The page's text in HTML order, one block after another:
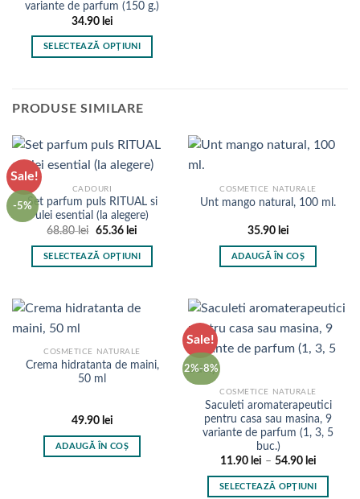
variante de parfum (150 g.)
34.90 lei
SELECTEAZĂ OPȚIUNI
mai
variații.
Opțiunile
fi
alese
în
pagina
produsului.
PRODUSE SIMILARE
Sale!
-5%
CADOURI
Set parfum puls RITUAL si
ulei esential (la alegere)
68.80lei
Prețul
a
fost:
65.36 leiPrețul
este:
65.36 lei.
SELECTEAZĂ OPȚIUNI
are
variații.
Opțiunile
alese
în
pagina
COSMETICE NATURALE
Unt mango natural, 100 ml.
35.90 lei
ADAUGĂ ÎN COȘ
COSMETICE NATURALE
Crema hidratanta de maini,
50 ml
49.90 lei
ADAUGĂ ÎN COȘ
Sale!
2%-8%
COSMETICE NATURALE
Saculeti aromaterapeutici
pentru casa sau masina, 9
variante de parfum (1, 3, 5
buc.)
11.90 lei – 54.90 leiInterval
prețuri:
11.90 lei
SELECTEAZĂ OPȚIUNI